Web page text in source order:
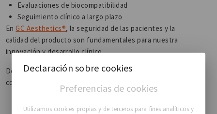
Evaluaciones de biocompatibilidad
Seguimiento clínico a largo plazo
EnGC Aesthetics®, la seguridad de las pacientes y la
calidad del producto son fundamentales para nuestra
innovación y desarrollo clínico.
Descubre más sobre el Compromiso de GC Aesthetics®
con la Seguridad y la Calidad.
Declaración sobre cookies
Preferencias de cookies
Utilizamos cookies propias y de terceros para fines analíticos y